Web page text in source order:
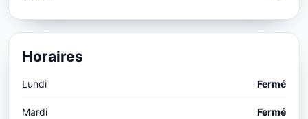
Horaires
Lundi Fermé
Mardi Fermé